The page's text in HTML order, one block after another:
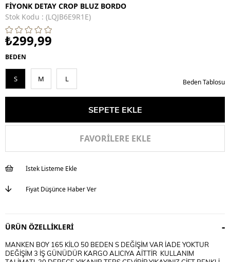
FİYONK DETAY CROP BLUZ BORDO
Stok Kodu
(LQJB6E9R1E)
₺299,99
BEDEN
S M L Beden Tablosu
FAVORILERE EKLE
İstek Listeme Ekle
Fiyat Düşünce Haber Ver
ÜRÜN ÖZELLIKLERI
MANKEN BOY 165 KİLO 50 BEDEN S DEĞİŞİM VAR İADE YOKTUR
DEĞİŞİM 3 İŞ GÜNÜDÜR KARGO ALICIYA AİTTİR KULLANIM